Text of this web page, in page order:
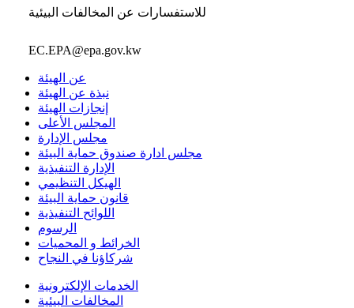
للاستفسارات عن المخالفات البيئية
EC.EPA@epa.gov.kw
عن الهيئة
نبذة عن الهيئة
إنجازات الهيئة
المجلس الأعلى
مجلس الإدارة
مجلس ادارة صندوق حماية البيئة
الإدارة التنفيذية
الهيكل التنظيمي
قانون حماية البيئة
اللوائح التنفيذية
الرسوم
الخرائط و المحميات
شركاؤنا في النجاح
الخدمات الإلكترونية
المخالفات البيئية